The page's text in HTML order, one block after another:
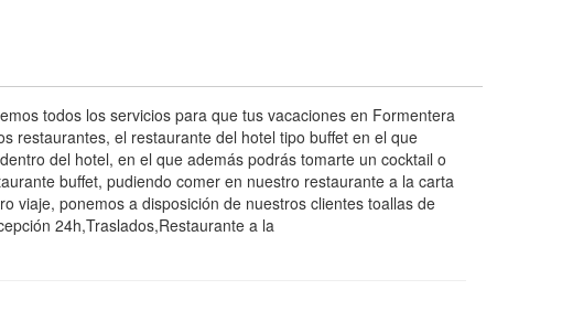
todos los servicios para que tus vacaciones en Formentera
restaurantes, el restaurante del hotel tipo buffet en el que
del hotel, en el que además podrás tomarte un cocktail o
buffet, pudiendo comer en nuestro restaurante a la carta
viaje, ponemos a disposición de nuestros clientes toallas de
24h,Traslados,Restaurante a la